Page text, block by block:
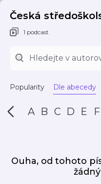
Česká
1 podcast
Popularity Dle abecedy
A B C D E F
Ouha, od tohoto